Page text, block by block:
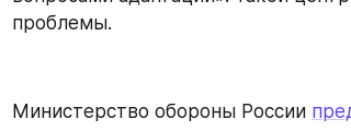
проблемы.
Министерство обороны России